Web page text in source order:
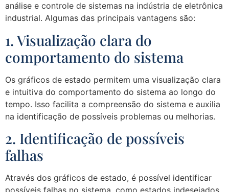
análise e controle de sistemas na indústria de eletrônica
industrial. Algumas das principais vantagens são:
1. Visualização clara do
comportamento do sistema
Os gráficos de estado permitem uma visualização clara
e intuitiva do comportamento do sistema ao longo do
tempo. Isso facilita a compreensão do sistema e auxilia
na identificação de possíveis problemas ou melhorias.
2. Identificação de possíveis
falhas
Através dos gráficos de estado, é possível identificar